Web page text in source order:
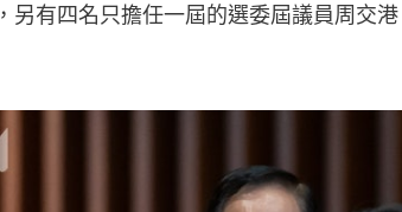
另有四名只擔任一屆的選委屆議員周交